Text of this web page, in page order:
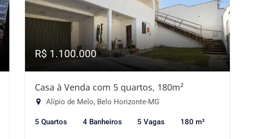
R$ 1.100.000
Casa à Venda com 5 quartos, 180m²
Alípio de Melo, Belo Horizonte-MG
5 Quartos 4 Banheiros 5 Vagas 180 m²